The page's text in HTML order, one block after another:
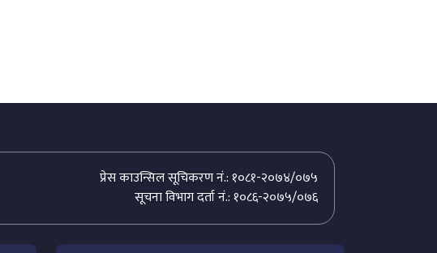
प्रेस काउन्सिल सूचिकरण नं.: १०८१-२०७४/०७५
सूचना विभाग दर्ता नं.: १०८६-२०७५/०७६